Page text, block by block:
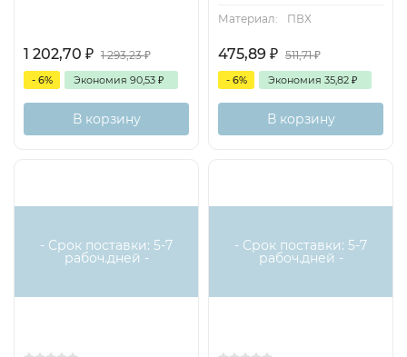
1 202,70 ₽ 1 293,23₽
- 6% Экономия 90,53 ₽
В корзину
Материал:
ПВХ
475,89 ₽ 511,71₽
- 6% Экономия 35,82 ₽
В корзину
- Срок поставки: 5-7
рабоч.дней -
- Срок поставки: 5-7
рабоч.дней -